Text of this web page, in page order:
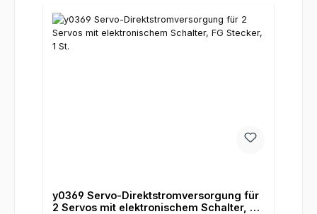
y0369 Servo-Direktstromversorgung für
2 Servos mit elektronischem Schalter, FG